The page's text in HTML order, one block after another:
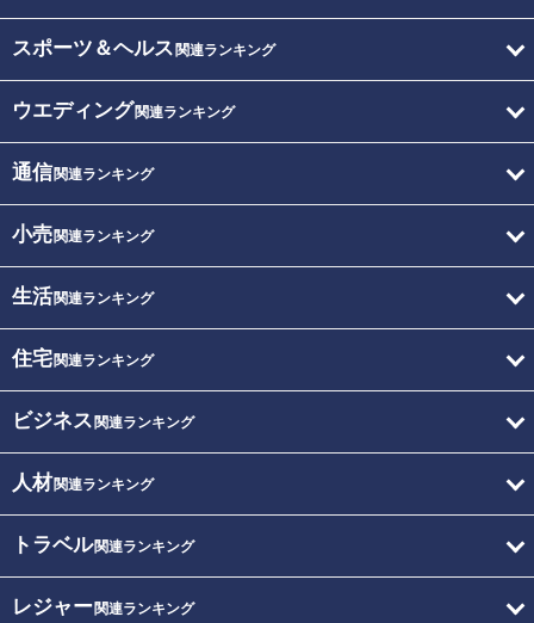
スポーツ＆ヘルス 関連ランキング
ウエディング関連ランキング
通信関連ランキング
小売関連ランキング
生活関連ランキング
住宅関連ランキング
ビジネス 関連ランキング
人材関連ランキング
トラベル関連ランキング
レジャー関連ランキング